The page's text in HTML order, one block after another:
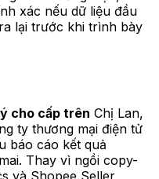
xác nếu dữ liệu đầu
lại trước khi trình bày
cho cấp trên Chị Lan,
ty thương mại điện tử
báo cáo kết quả
Thay vì ngồi copy-